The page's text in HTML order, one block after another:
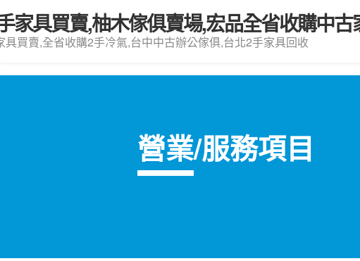
家具買賣,柚木傢俱賣場,宏品全省收購中
具買賣,全省收購2手冷氣,台中中古辦公傢俱,台北2手家具回收
營業/服務項目